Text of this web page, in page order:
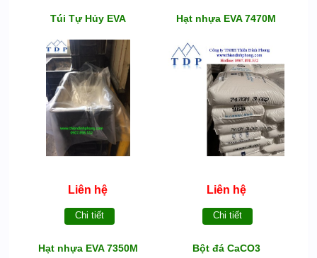
Túi Tự Hủy EVA
Liên hệ
Chi tiết
Hạt nhựa EVA 7470M
Liên hệ
Chi tiết
Hạt nhựa EVA 7350M Bột đá CaCO3